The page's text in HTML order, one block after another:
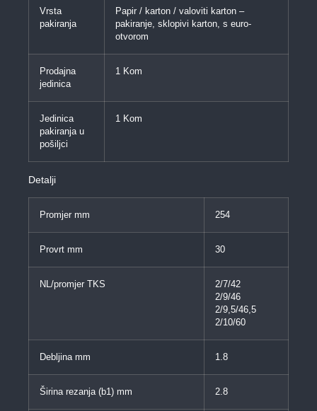
Vrsta
pakiranja
Papir / karton / valoviti karton –
pakiranje, sklopivi karton, s euro-
otvorom
Prodajna
jedinica
1 Kom
Jedinica
pakiranja u
pošiljci
1 Kom
Detalji
Promjer mm 254
Provrt mm 30
NL/promjer TKS
2/7/42
2/9/46
2/9,5/46,5
2/10/60
Debljina mm 1.8
Širina rezanja (b1) mm 2.8